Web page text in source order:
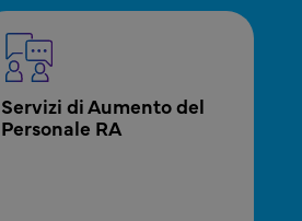
Servizi di Aumento del
Personale RA